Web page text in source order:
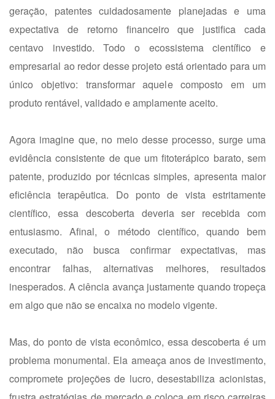
geração, patentes cuidadosamente planejadas e uma
expectativa de retorno financeiro que justifica cada
centavo investido. Todo o ecossistema científico e
empresarial ao redor desse projeto está orientado para um
único objetivo: transformar aquele composto em um
produto rentável, validado e amplamente aceito.
Agora imagine que, no meio desse processo, surge uma
evidência consistente de que um fitoterápico barato, sem
patente, produzido por técnicas simples, apresenta maior
eficiência terapêutica. Do ponto de vista estritamente
científico, essa descoberta deveria ser recebida com
entusiasmo. Afinal, o método científico, quando bem
executado, não busca confirmar expectativas, mas
encontrar falhas, alternativas melhores, resultados
inesperados. A ciência avança justamente quando tropeça
em algo que não se encaixa no modelo vigente.
Mas, do ponto de vista econômico, essa descoberta é um
problema monumental. Ela ameaça anos de investimento,
compromete projeções de lucro, desestabiliza acionistas,